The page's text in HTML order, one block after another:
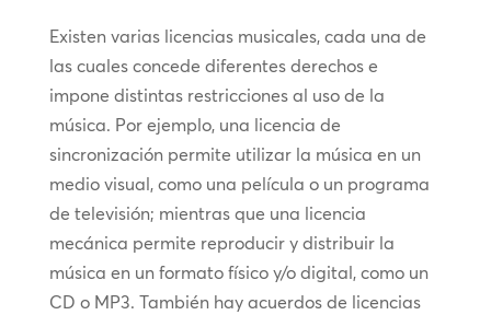
Existen varias licencias musicales, cada una de
las cuales concede diferentes derechos e
impone distintas restricciones al uso de la
música. Por ejemplo, una licencia de
sincronización permite utilizar la música en un
medio visual, como una película o un programa
de televisión; mientras que una licencia
mecánica permite reproducir y distribuir la
música en un formato físico y/o digital, como un
CD o MP3. También hay acuerdos de licencias